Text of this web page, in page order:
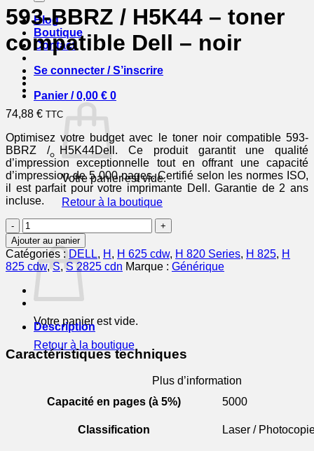
Blog
Boutique
Contact
Se connecter / S’inscrire
Panier /0,00 € 0
Votre panier est vide.
Retour à la boutique
Panier
Votre panier est vide.
Retour à la boutique
593-BBRZ / H5K44 – toner
compatible Dell – noir
74,88 € TTC
Optimisez votre budget avec le toner noir compatible 593-
BBRZ / H5K44Dell. Ce produit garantit une qualité
d’impression exceptionnelle tout en offrant une capacité
d’impression de 5 000 pages. Certifié selon les normes ISO,
il est parfait pour votre imprimante Dell. Garantie de 2 ans
incluse.
quantité
de
593-
BBRZ
/
H5K44
-
compatible
-
noir
Ajouter au panier
Catégories : DELL, H , H 625 cdw, H 820 Series, H 825, H
825 cdw,S,S 2825 cdn Marque : Générique
Description
Caractéristiques techniques
Plus d’information
Capacité en pages (à 5%)
5000
Classification Laser /